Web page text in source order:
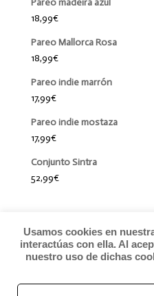
Pareo madeira azul
18,99€
Pareo Mallorca Rosa
18,99€
Pareo indie marrón
17,99€
Pareo indie mostaza
17,99€
Conjunto Sintra
52,99€
Usamos cookies en
interactúas con ella. Al
nuestro uso de dichas